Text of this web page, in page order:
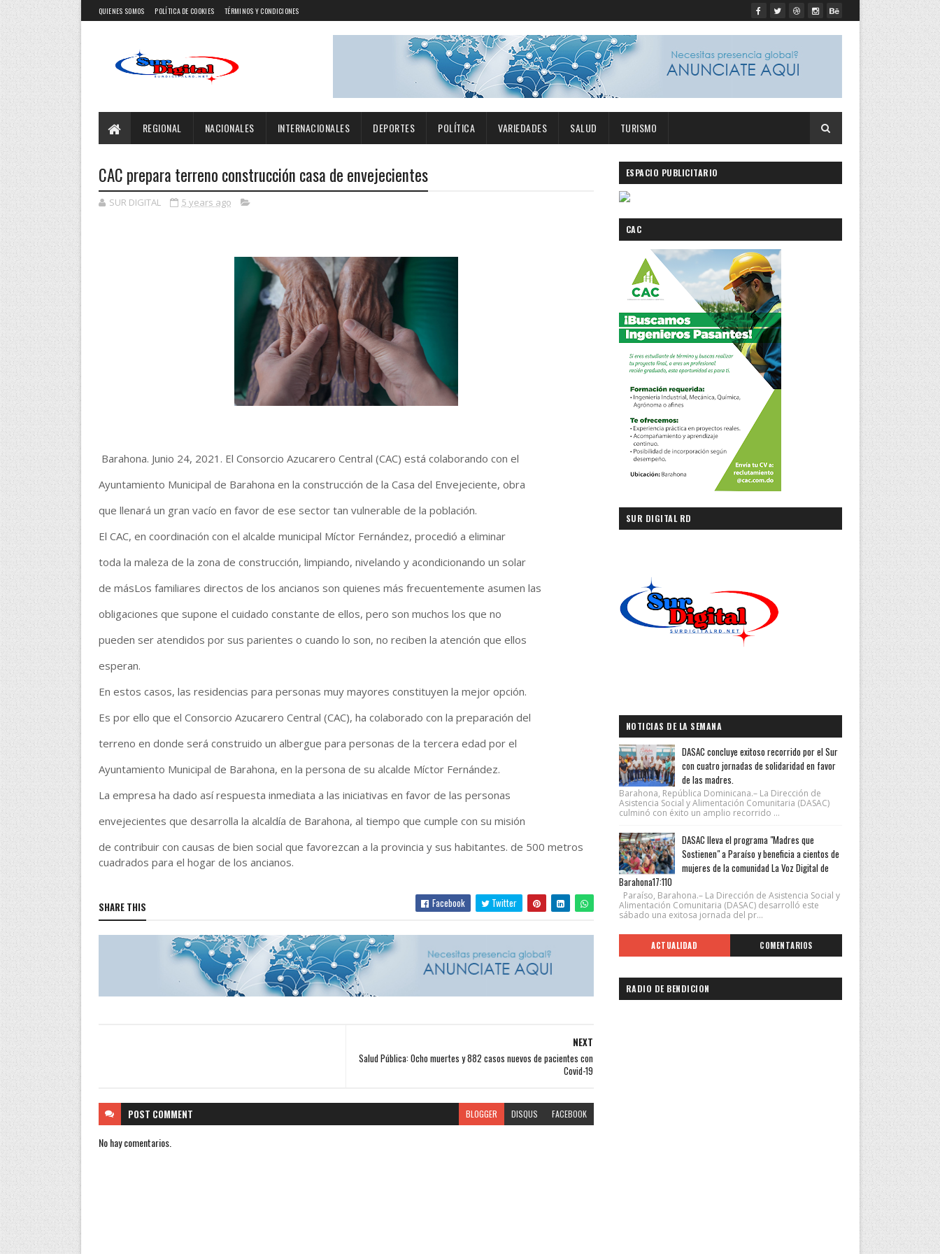
QUIENES SOMOS POLÍTICA DE COOKIES TÉRMINOS Y CONDICIONES
REGIONAL NACIONALES INTERNACIONALES DEPORTES POLÍTICA VARIEDADES SALUD TURISMO
CAC prepara terreno construcción casa de envejecientes
SUR DIGITAL 5 years ago
Barahona. Junio 24, 2021. El Consorcio Azucarero Central (CAC) está colaborando con el
Ayuntamiento Municipal de Barahona en la construcción de la Casa del Envejeciente, obra
que llenará un gran vacío en favor de ese sector tan vulnerable de la población.
El CAC, en coordinación con el alcalde municipal Míctor Fernández, procedió a eliminar
toda la maleza de la zona de construcción, limpiando, nivelando y acondicionando un solar
de másLos familiares directos de los ancianos son quienes más frecuentemente asumen las
obligaciones que supone el cuidado constante de ellos, pero son muchos los que no
pueden ser atendidos por sus parientes o cuando lo son, no reciben la atención que ellos
esperan.
En estos casos, las residencias para personas muy mayores constituyen la mejor opción.
Es por ello que el Consorcio Azucarero Central (CAC), ha colaborado con la preparación del
terreno en donde será construido un albergue para personas de la tercera edad por el
Ayuntamiento Municipal de Barahona, en la persona de su alcalde Míctor Fernández.
La empresa ha dado así respuesta inmediata a las iniciativas en favor de las personas
envejecientes que desarrolla la alcaldía de Barahona, al tiempo que cumple con su misión
de contribuir con causas de bien social que favorezcan a la provincia y sus habitantes. de 500 metros
cuadrados para el hogar de los ancianos.
SHARE THIS Facebook Twitter
NEXT
Salud Pública: Ocho muertes y 882 casos nuevos de pacientes con
Covid-19
POST COMMENT BLOGGER DISQUS FACEBOOK
No hay comentarios.
ESPACIO PUBLICITARIO
CAC
SUR DIGITAL RD
NOTICIAS DE LA SEMANA
DASAC concluye exitoso recorrido por el Sur
con cuatro jornadas de solidaridad en favor
de las madres.
Barahona, República Dominicana.– La Dirección de
Asistencia Social y Alimentación Comunitaria (DASAC)
culminó con éxito un amplio recorrido ...
DASAC lleva el programa "Madres que
Sostienen" a Paraíso y beneficia a cientos de
mujeres de la comunidad La Voz Digital de
Barahona17:110
Paraíso, Barahona.– La Dirección de Asistencia Social y
Alimentación Comunitaria (DASAC) desarrolló este
sábado una exitosa jornada del pr...
ACTUALIDAD COMENTARIOS
RADIO DE BENDICION